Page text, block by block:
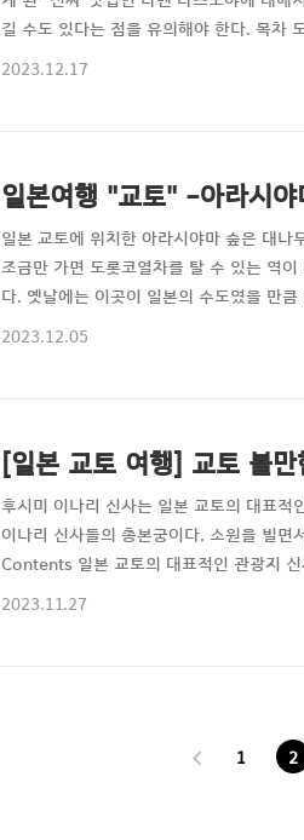
길 수도 있다는 점을 유의해야 한다. 목차
특히나 멀고도 가까운 나라인 일본은 우리
2023.12.17
일본여행 "교토" -아라시
일본 교토에 위치한 아라시야마 숲은 대
조금만 가면 도롯코열차를 탈 수 있는 역
다. 옛날에는 이곳이 일본의 수도였을 만
끔 볼 수 있다. 고풍스러운 일본을 보는 것
2023.12.05
[일본 교토 여행] 교토 볼
후시미 이나리 신사는 일본 교토의 대표적
이나리 신사들의 총본궁이다. 소원을 빌
Contents 일본 교토의 대표적인 관광지
고 할 수 있을 것이다. 당연히 그럴 수 있
2023.11.27
1 2